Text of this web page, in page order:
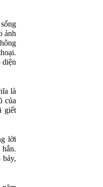
ảnh
diện
là
của
giết
lời